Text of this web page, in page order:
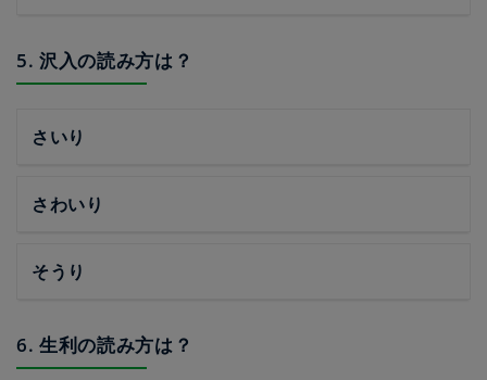
5. 沢入の読み方は？
さいり
さわいり
そうり
6. 生利の読み方は？